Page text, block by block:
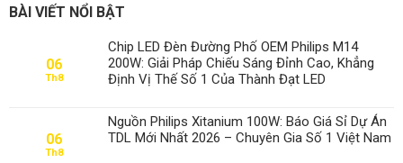
BÀI VIẾT NỔI BẬT
06
Th8
Chip LED Đèn Đường Phố OEM Philips M14
200W: Giải Pháp Chiếu Sáng Đỉnh Cao, Khẳng
Định Vị Thế Số 1 Của Thành Đạt LED
06
Th8
Nguồn Philips Xitanium 100W: Báo Giá Sỉ Dự Án
TDL Mới Nhất 2026 – Chuyên Gia Số 1 Việt Nam